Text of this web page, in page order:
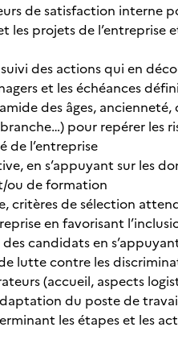
de satisfaction interne
les projets de l’entreprise
des actions qui en
et les échéances
des âges,
pour repérer les
de l’entreprise
en s’appuyant sur les
ou de formation
critères de sélection
en favorisant
candidats en
lutte contre les
(accueil, aspects
du poste de
les étapes et les